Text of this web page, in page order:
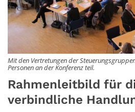
Mit den Vertretungen der
Personen an der Konferenz teil.
Rahmenleitbild für
verbindliche